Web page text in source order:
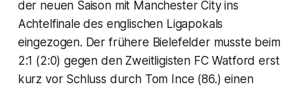
der neuen Saison mit Manchester City ins
Achtelfinale des englischen Ligapokals
eingezogen. Der frühere Bielefelder musste beim
2:1 (2:0) gegen den Zweitligisten FC Watford erst
kurz vor Schluss durch Tom Ince (86.) einen